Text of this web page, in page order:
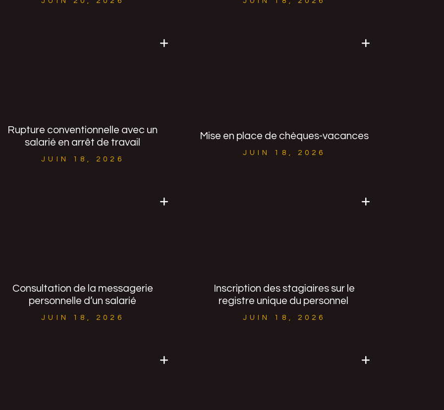
Rupture conventionnelle avec un
salarié en arrêt de travail
JUIN 18, 2026
Mise en place de chèques-vacances
JUIN 18, 2026
BÉNÉFICIER NOS SALARIÉS DE
CHÈQUES-VACANCES. POUVEZ-VOUS
NOUS EXPLIQUER COMMENT LES
Consultation de la messagerie
personnelle d’un salarié
JUIN 18, 2026
Inscription des stagiaires sur le
registre unique du personnel
JUIN 18, 2026
STAGIAIRES EN SEPTEMBRE. DEVONS-
NOUS LES INSCRIRE SUR LE REGISTRE
UNIQUE DU PERSONNEL ?.."